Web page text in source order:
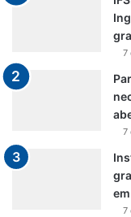
7
7
7